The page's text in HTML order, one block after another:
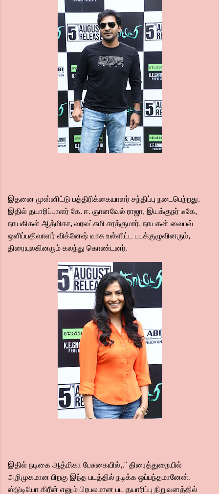
இதனை முன்னிட்டு பத்திரிக்கையாளர் சந்திப்பு நடைபெற்றது.
இதில் தயாரிப்பாளர் கே. ஈ. ஞானவேல் ராஜா, இயக்குநர் டீகே,
நாயகிகள் ஆத்மிகா, வரலட்சுமி சரத்குமார், நாயகன் வைபவ்
ஒளிப்பதிவாளர் விக்னேஷ் வாசு உள்ளிட்ட படக்குழுவினரும்,
திரையுலகினரும் கலந்து கொண்டனர்.
இதில் நடிகை ஆத்மிகா பேசுகையில்,.'' திரைத்துறையில்
அறிமுகமான பிறகு இந்த படத்தில் நடிக்க ஒப்பந்தமானேன்.
ஸ்டுடியோ கிரீன் எனும் பிரபலமான பட தயாரிப்பு நிறுவனத்தில்